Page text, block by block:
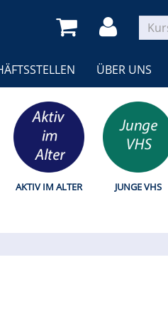
ÜBER UNS
AKTIV IM ALTER JUNGE VHS